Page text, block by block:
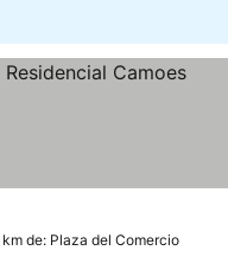
de: Plaza del Comercio